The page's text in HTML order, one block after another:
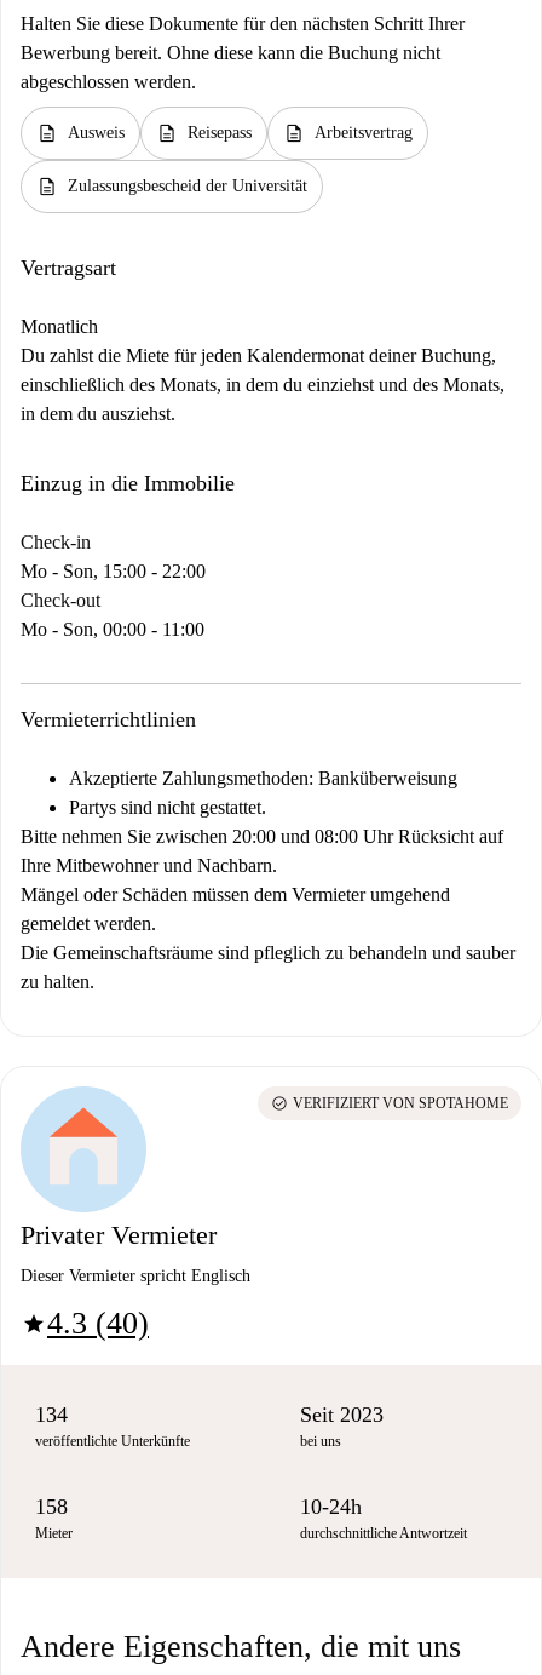
Halten Sie diese Dokumente für den nächsten Schritt Ihrer
Bewerbung bereit. Ohne diese kann die Buchung nicht
abgeschlossen werden.
description Ausweis description Reisepass description Arbeitsvertrag
description Zulassungsbescheid der Universität
Vertragsart
Monatlich
Du zahlst die Miete für jeden Kalendermonat deiner Buchung,
einschließlich des Monats, in dem du einziehst und des Monats,
in dem du ausziehst.
Einzug in die Immobilie
Check-in
Mo - Son, 15:00 - 22:00
Check-out
Mo - Son, 00:00 - 11:00
Vermieterrichtlinien
Akzeptierte Zahlungsmethoden: Banküberweisung
Partys sind nicht gestattet.
Bitte nehmen Sie zwischen 20:00 und 08:00 Uhr Rücksicht auf
Ihre Mitbewohner und Nachbarn.
Mängel oder Schäden müssen dem Vermieter umgehend
gemeldet werden.
Die Gemeinschaftsräume sind pfleglich zu behandeln und sauber
zu halten.
Privater Vermieter
Dieser Vermieter spricht Englisch
star4.3 (40)
check_circle VERIFIZIERT VON SPOTAHOME
134
veröffentlichte Unterkünfte
Seit 2023
bei uns
158
Mieter
10-24h
durchschnittliche Antwortzeit
Andere Eigenschaften, die mit uns